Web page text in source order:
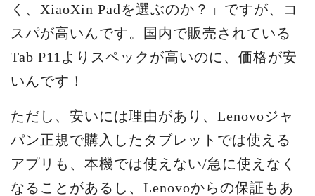
く、XiaoXin Padを選ぶのか？」ですが、コ
スパが高いんです。国内で販売されている
Tab P11よりスペックが高いのに、価格が安
いんです！
ただし、安いには理由があり、Lenovoジャ
パン正規で購入したタブレットでは使える
アプリも、本機では使えない/急に使えなく
なることがあるし、Lenovoからの保証もあ